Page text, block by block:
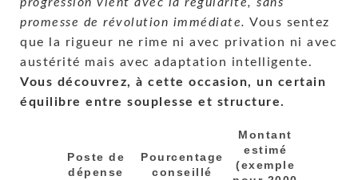
progression vient avec la régularité, sans
promesse de révolution immédiate. Vous sentez
que la rigueur ne rime ni avec privation ni avec
austérité mais avec adaptation intelligente.
Vous découvrez, à cette occasion, un certain
équilibre entre souplesse et structure.
Poste de
dépense
Pourcentage
conseillé
Montant
estimé
(exemple